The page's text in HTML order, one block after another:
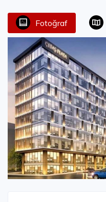
Fotoğraf